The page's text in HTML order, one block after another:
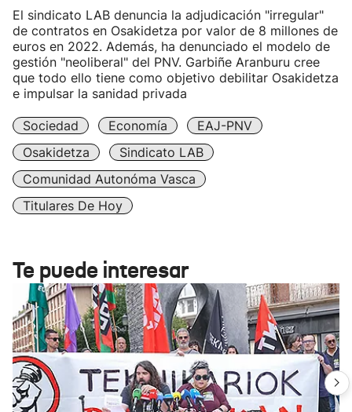
El sindicato LAB denuncia la adjudicación "irregular"
de contratos en Osakidetza por valor de 8 millones de
euros en 2022. Además, ha denunciado el modelo de
gestión "neoliberal" del PNV. Garbiñe Aranburu cree
que todo ello tiene como objetivo debilitar Osakidetza
e impulsar la sanidad privada
Sociedad Economía
EAJ-PNV
Osakidetza
Sindicato LAB
Comunidad Autonóma Vasca
Titulares De Hoy
Te puede interesar